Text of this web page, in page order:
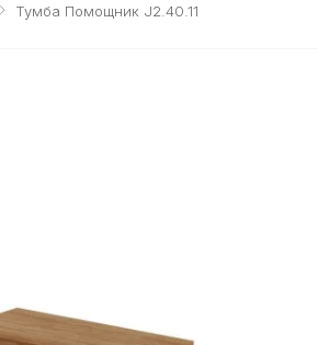
Тумба Помощник J2.40.11